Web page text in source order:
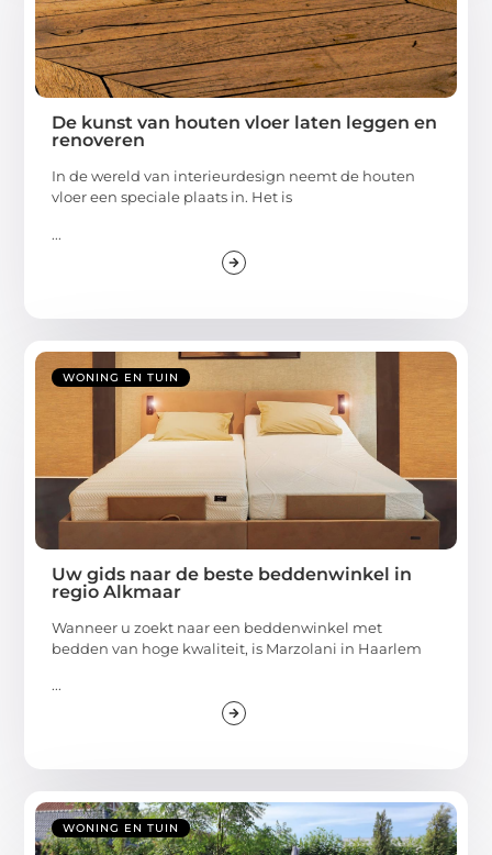
De kunst van houten vloer laten leggen en
renoveren
In de wereld van interieurdesign neemt de houten
vloer een speciale plaats in. Het is
...
WONING EN TUIN
Uw gids naar de beste beddenwinkel in
regio Alkmaar
Wanneer u zoekt naar een beddenwinkel met
bedden van hoge kwaliteit, is Marzolani in Haarlem
...
WONING EN TUIN